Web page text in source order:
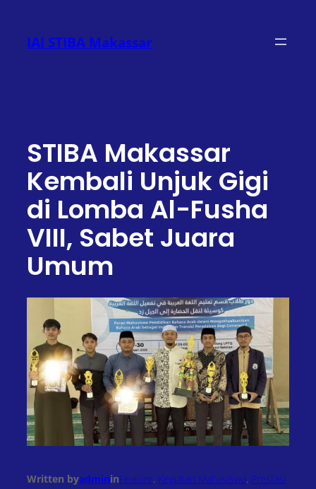
konten
IAI STIBA Makassar
STIBA Makassar
Kembali Unjuk Gigi
di Lomba Al-Fusha
VIII, Sabet Juara
Umum
Written byadmininFeature, Kegiatan Mahasiswa, Prestasi